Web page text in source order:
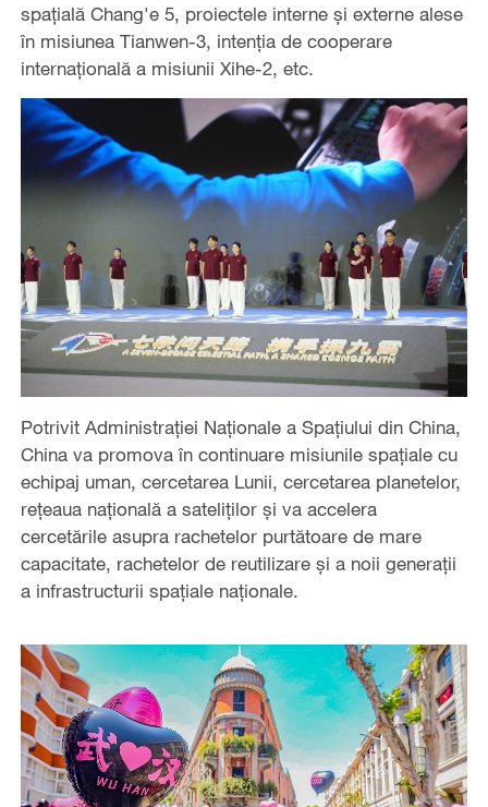
spațială Chang'e 5, proiectele interne și externe alese
în misiunea Tianwen-3, intenția de cooperare
internațională a misiunii Xihe-2, etc.
Potrivit Administrației Naționale a Spațiului din China,
China va promova în continuare misiunile spațiale cu
echipaj uman, cercetarea Lunii, cercetarea planetelor,
rețeaua națională a sateliților și va accelera
cercetările asupra rachetelor purtătoare de mare
capacitate, rachetelor de reutilizare și a noii generații
a infrastructurii spațiale naționale.